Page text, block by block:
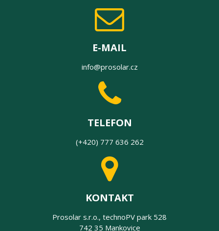
E-MAIL
info@prosolar.cz
TELEFON
(+420) 777 636 262
KONTAKT
Prosolar s.r.o., technoPV park 528
742 35 Mankovice